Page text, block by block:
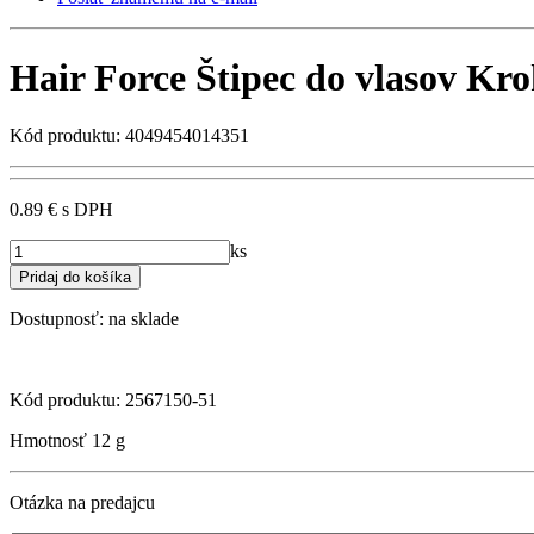
Hair Force Štipec do vlasov
Kód produktu: 4049454014351
0.89 € s DPH
ks
Dostupnosť: na sklade
Kód produktu: 2567150-51
Hmotnosť 12 g
Otázka na predajcu